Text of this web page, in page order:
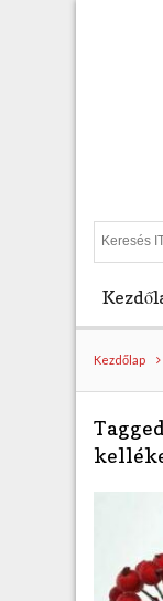
Kezdőlap